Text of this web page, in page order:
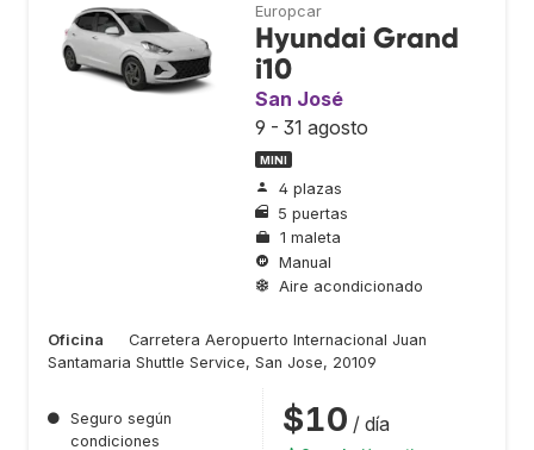
Europcar
Hyundai Grand
i10
San José
9 - 31 agosto
MINI
4 plazas
5 puertas
1 maleta
Manual
Aire acondicionado
Oficina
Carretera Aeropuerto Internacional Juan
Santamaria Shuttle Service, San Jose, 20109
● Seguro según
condiciones
$10 / día